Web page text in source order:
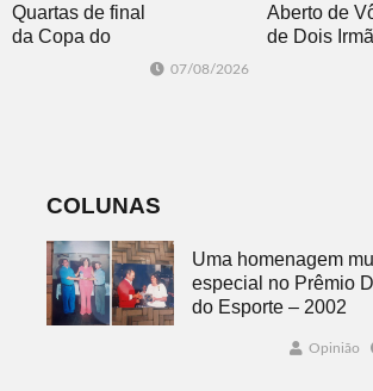
Quartas de final
da Copa do
Brasil 2026: veja
07/08/2026
Aberto de
de Dois
COLUNAS
Uma homenagem
especial no Prêmio
do Esporte – 2002
Opinião